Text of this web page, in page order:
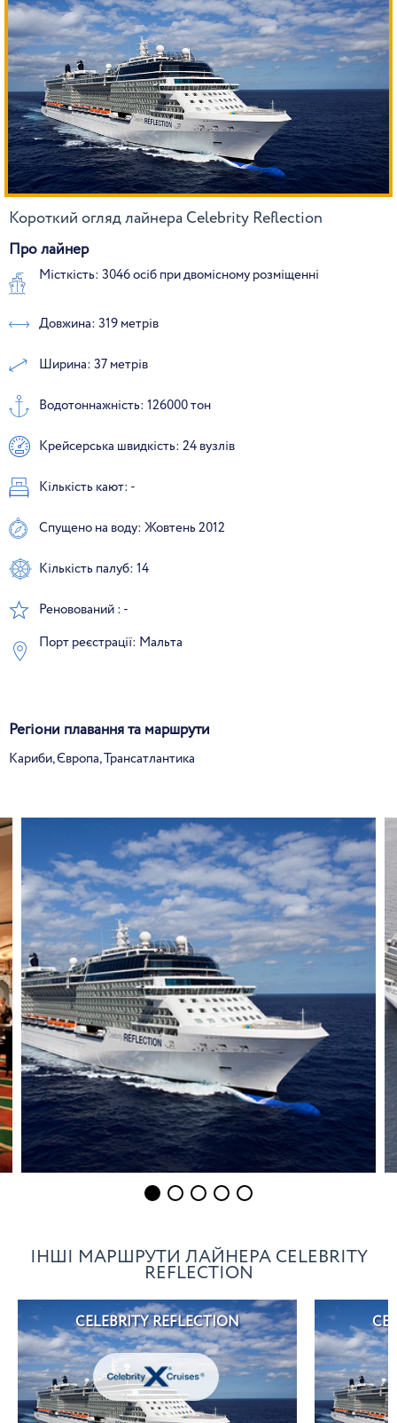
Короткий огляд лайнера Celebrity Reflection
Про лайнер
Місткість: 3046 осіб при двомісному розміщенні
Довжина: 319 метрів
Ширина: 37 метрів
Водотоннажність: 126000 тон
Крейсерська швидкість: 24 вузлів
Кількість кают: -
Спущено на воду: Жовтень 2012
Кількість палуб: 14
Реновований : -
Порт реєстрації: Мальта
Регіони плавання та маршрути
Кариби, Європа, Трансатлантика
ІНШІ МАРШРУТИ ЛАЙНЕРА CELEBRITY
REFLECTION
CELEBRITY REFLECTION